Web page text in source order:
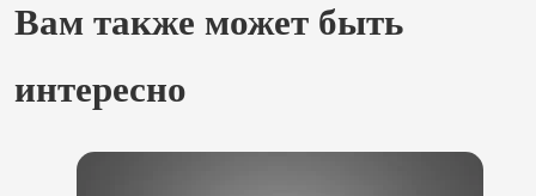
Вам также может быть
интересно